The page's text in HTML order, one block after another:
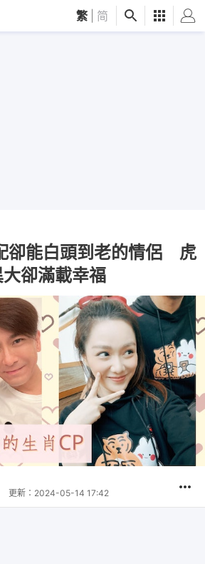
繁 简
卻能白頭到老的情侶 虎
卻滿載幸福
更新： 2024-05-14 17:42